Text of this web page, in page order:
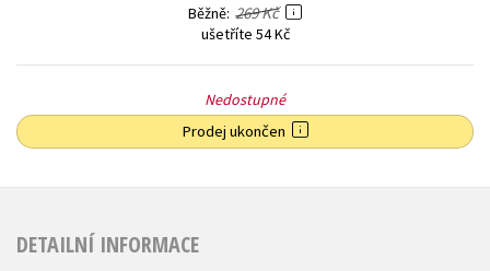
Běžně 269 Kč
ušetříte 54 Kč
Nedostupné
Prodej ukončen
DETAILNÍ INFORMACE